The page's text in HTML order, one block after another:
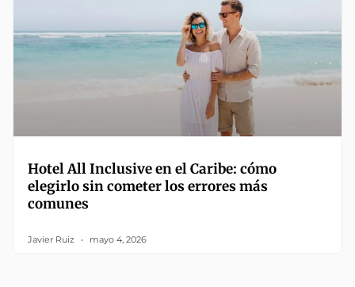
Hotel All Inclusive en el Caribe: cómo
elegirlo sin cometer los errores más
comunes
Javier Ruiz mayo 4, 2026